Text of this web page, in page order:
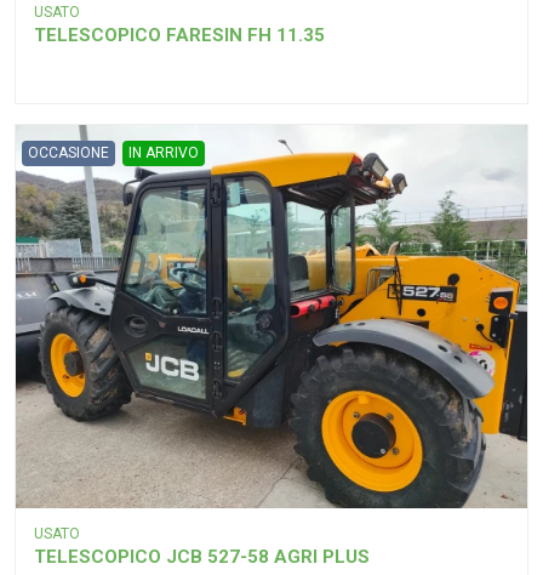
USATO
TELESCOPICO FARESIN FH 11.35
OCCASIONE IN ARRIVO
USATO
TELESCOPICO JCB 527-58 AGRI PLUS